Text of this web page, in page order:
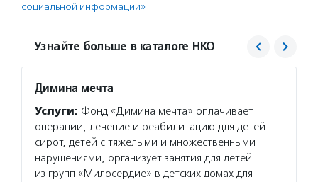
социальной информации»
Узнайте больше в каталоге НКО
Димина мечта
Услуги: Фонд «Димина мечта» оплачивает
операции, лечение и реабилитацию для детей-
сирот, детей с тяжелыми и множественными
нарушениями, организует занятия для детей
из групп «Милосердие» в детских домах для